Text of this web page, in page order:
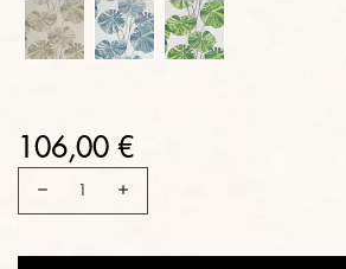
106,00 €